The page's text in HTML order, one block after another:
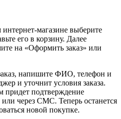
магазине выберите
его в корзину. Далее
на «Оформить заказ» или
напишите ФИО, телефон и
и уточнит условия заказа.
придет подтверждение
через СМС. Теперь останется
новой покупке.